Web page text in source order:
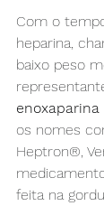
Com o
heparina,
baixo peso
enoxaparina
os nomes
Heptron®,
feita na